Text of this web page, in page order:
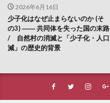
2026年6月16日
少子化はなぜ止まらないのか (そ
の3) ―― 共同体を失った国の末路
/ 自然村の消滅と「少子化・人口
減」の歴史的背景